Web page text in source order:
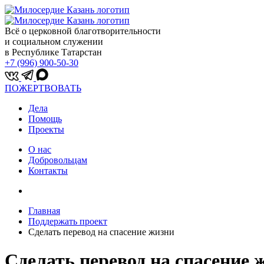
Всё о церковной благотворительности
и социальном служении
в Республике Татарстан
+7 (996) 900-50-30
ПОЖЕРТВОВАТЬ
Дела
Помощь
Проекты
О нас
Добровольцам
Контакты
Главная
Поддержать проект
Сделать перевод на спасение жизни